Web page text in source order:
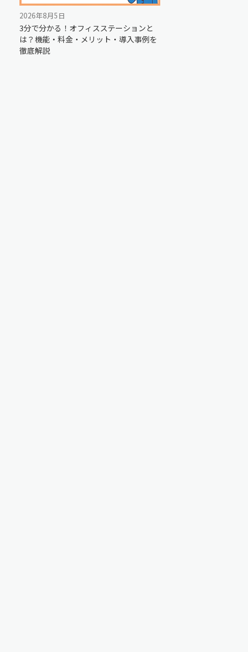
2026年8月5日
3分で分かる！オフィスステーションと
は？機能・料金・メリット・導入事例を
徹底解説